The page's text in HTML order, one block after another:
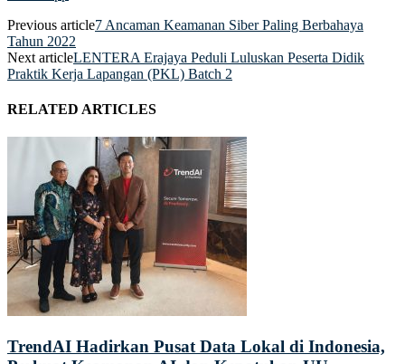
Previous article7 Ancaman Keamanan Siber Paling Berbahaya
Tahun 2022
Next articleLENTERA Erajaya Peduli Luluskan Peserta Didik
Praktik Kerja Lapangan (PKL) Batch 2
RELATED ARTICLES
TrendAI Hadirkan Pusat Data Lokal di Indonesia,